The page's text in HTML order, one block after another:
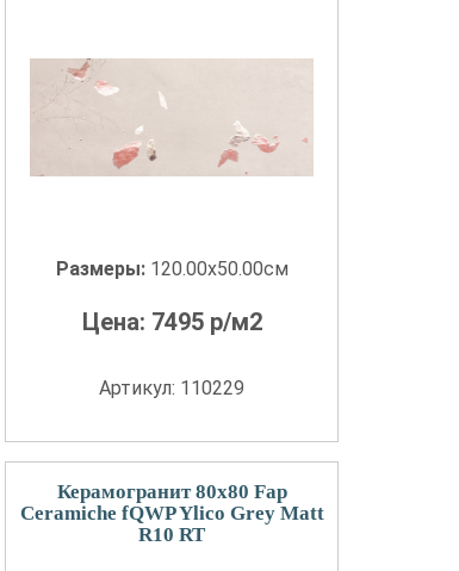
Размеры: 120.00x50.00см
Цена: 7495р/м2
Артикул: 110229
Керамогранит 80x80 Fap
Ceramiche fQWP Ylico Grey Matt
R10 RT